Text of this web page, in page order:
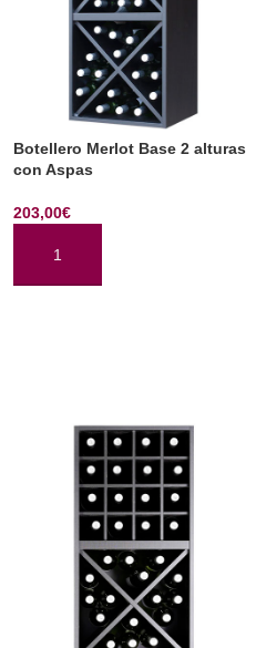
Botellero Merlot Base 2 alturas
con Aspas
203,00€
AÑADIR AL CARRITO